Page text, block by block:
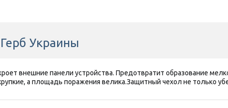
Украины
внешние панели устройства. Предотвратит образование
а площадь поражения велика.Защитный чехол не только